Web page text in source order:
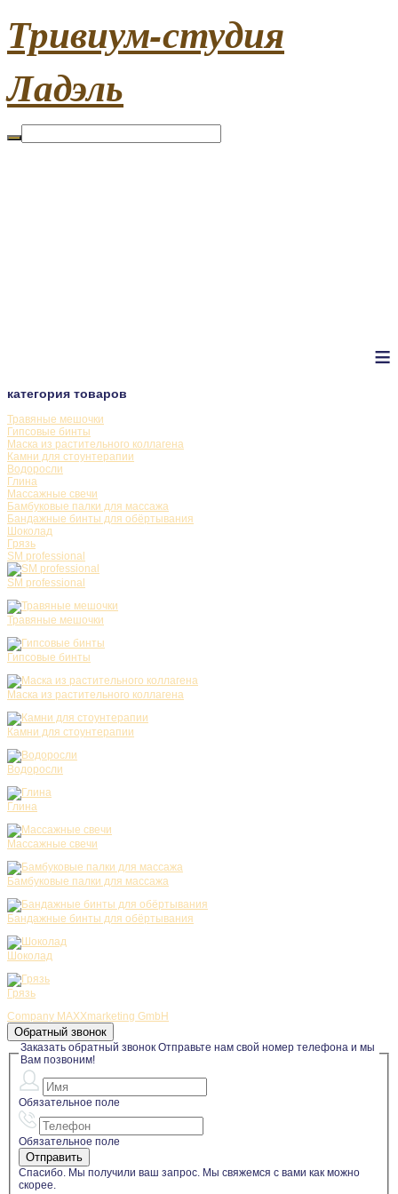
Тривиум-студия
Ладэль
≡
категория товаров
Травяные мешочки
Гипсовые бинты
Маска из растительного коллагена
Камни для стоунтерапии
Водоросли
Глина
Массажные свечи
Бамбуковые палки для массажа
Бандажные бинты для обёртывания
Шоколад
Грязь
SM professional
SM professional
Травяные мешочки
Гипсовые бинты
Маска из растительного коллагена
Камни для стоунтерапии
Водоросли
Глина
Массажные свечи
Бамбуковые палки для массажа
Бандажные бинты для обёртывания
Шоколад
Грязь
Company MAXXmarketing GmbH
Обратный звонок
Заказать обратный звонок Отправьте нам свой номер телефона и мы
Вам позвоним!
Обязательное поле
Обязательное поле
Спасибо. Мы получили ваш запрос. Мы свяжемся с вами как можно
скорее.